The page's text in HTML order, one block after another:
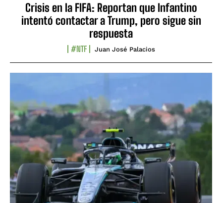
Crisis en la FIFA: Reportan que Infantino
intentó contactar a Trump, pero sigue sin
respuesta
#NTF Juan José Palacios